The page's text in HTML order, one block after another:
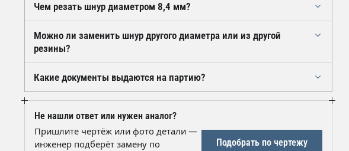
Чем резать шнур диаметром 8,4 мм?
выполняют одним движением перпендикулярно оси, смочив
лезвие водой. Для точной длины кольца шнур укладывают в
канавку и размечают по месту, оставляя небольшой припуск на
обжатие.
Можно ли заменить шнур другого диаметра или из другой
резины?
глубину и ширину канавки. Резину общего назначения ставить в
масляный узел нельзя — она набухнет. Если маркировка старого
подберём аналог.
Какие документы выдаются на партию?
К отгрузке прилагается паспорт качества с указанием марки
резины на основе NBR, диаметра сечения 8,4 мм, твёрдости 65-75
ед. по Шору А и даты изготовления. По запросу предоставляем
сопроводительную документацию для входного контроля.
Не нашли ответ или нужен аналог?
Пришлите чертёж или фото детали —
инженер подберёт замену по
Подобрать по чертежу